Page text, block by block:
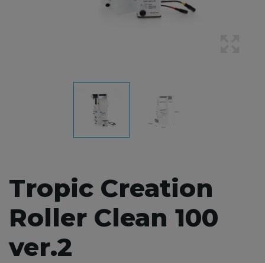
Tropic Creation
Roller Clean 100
ver.2